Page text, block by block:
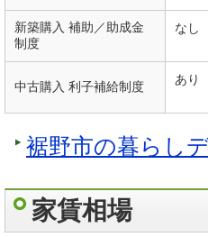
新築購入 補助／助成金
制度
なし
中古購入 利子補給制度 あり
裾野市の暮らし
家賃相場